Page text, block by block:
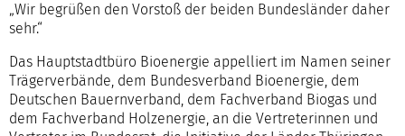
„Wir begrüßen den Vorstoß der beiden Bundesländer daher
sehr.“
Das Hauptstadtbüro Bioenergie appelliert im Namen seiner
Trägerverbände, dem Bundesverband Bioenergie, dem
Deutschen Bauernverband, dem Fachverband Biogas und
dem Fachverband Holzenergie, an die Vertreterinnen und